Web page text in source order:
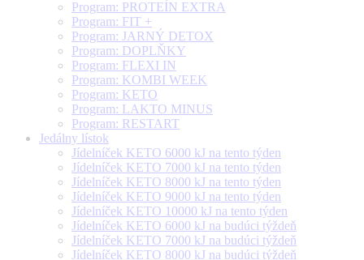
Program: PROTEÍN EXTRA
Program: FIT +
Program: JARNÝ DETOX
Program: DOPLŇKY
Program: FLEXI IN
Program: KOMBI WEEK
Program: KETO
Program: LAKTO MINUS
Program: RESTART
Jedálny lístok
Jídelníček KETO 6000 kJ na tento týden
Jídelníček KETO 7000 kJ na tento týden
Jídelníček KETO 8000 kJ na tento týden
Jídelníček KETO 9000 kJ na tento týden
Jídelníček KETO 10000 kJ na tento týden
Jídelníček KETO 6000 kJ na budúci týždeň
Jídelníček KETO 7000 kJ na budúci týždeň
Jídelníček KETO 8000 kJ na budúci týždeň